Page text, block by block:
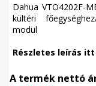
Dahua VTO4202F-
kültéri
modul
Részletes leírás itt
A termék nettó